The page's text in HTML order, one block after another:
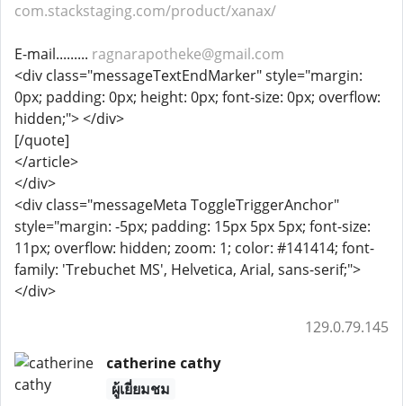
com.stackstaging.com/product/xanax/
E-mail......... ragnarapotheke@gmail.com
<div class="messageTextEndMarker" style="margin:
0px; padding: 0px; height: 0px; font-size: 0px; overflow:
hidden;"> </div>
[/quote]
</article>
</div>
<div class="messageMeta ToggleTriggerAnchor"
style="margin: -5px; padding: 15px 5px 5px; font-size:
11px; overflow: hidden; zoom: 1; color: #141414; font-
family: 'Trebuchet MS', Helvetica, Arial, sans-serif;">
</div>
129.0.79.145
catherine cathy
ผู้เยี่ยมชม